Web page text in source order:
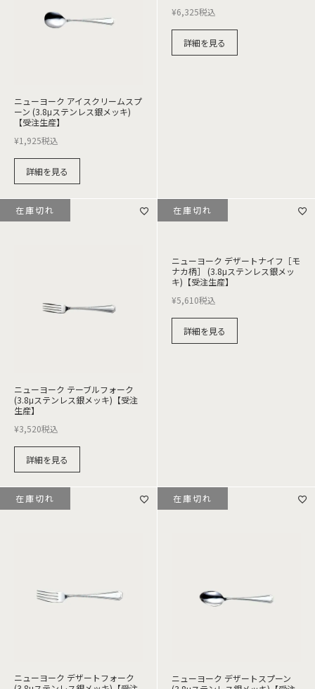
ニューヨーク アイスクリームスプ
ーン (3.8μステンレス銀メッキ)
【受注生産】
¥1,925税込
詳細を見る
¥6,325税込
詳細を見る
ニューヨーク テーブルフォーク
(3.8μステンレス銀メッキ)【受注
生産】
¥3,520税込
詳細を見る
在庫切れ
ニューヨーク デザートナイフ［モ
ナカ柄］ (3.8μステンレス銀メッ
キ)【受注生産】
¥5,610税込
詳細を見る
在庫切れ
ニューヨーク デザートフォーク
在庫切れ
ニューヨーク デザートスプーン
在庫切れ